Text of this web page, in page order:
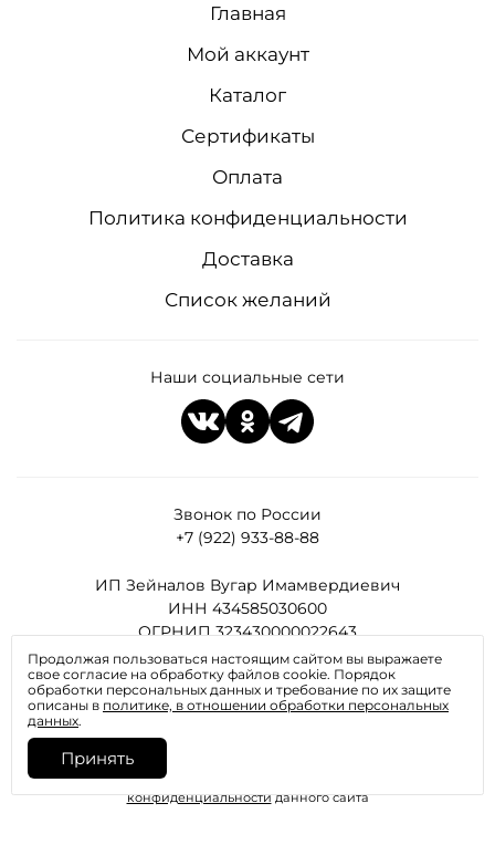
Звонок по России
+7 (922) 933-88-88
ИП Зейналов Вугар Имамвердиевич
ИНН 434585030600
ОГРНИП 323430000022643
Все права защищены
Главная
Мой аккаунт
Каталог
Сертификаты
Оплата
Политика конфиденциальности
Доставка
Список желаний
Наши социальные сети
Отправляя любую форму на сайте, вы соглашаетесь с
конфиденциальностиданного сайта
Продолжая пользоваться настоящим сайтом вы выражаете
свое согласие на обработку файлов cookie. Порядок
обработки персональных данных и требование по их защите
описаны в политике, в отношении обработки персональных
данных.
Принять